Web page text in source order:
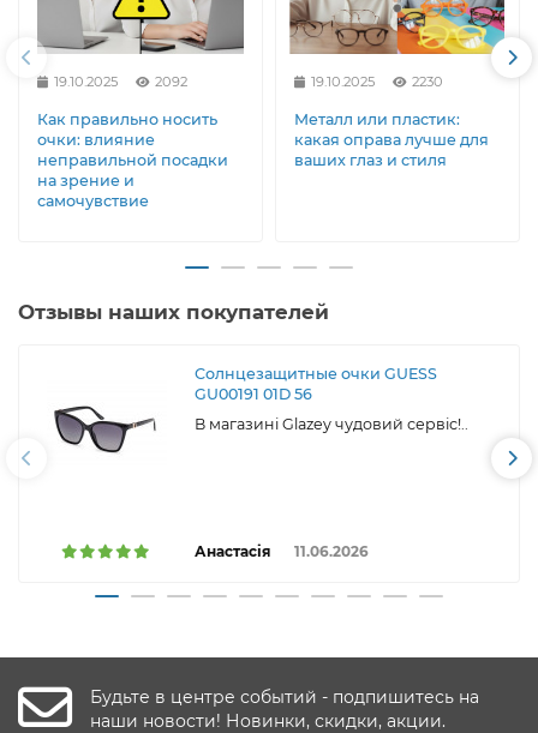
19.10.2025 2092
Как правильно носить
очки: влияние
неправильной посадки
на зрение и
самочувствие
19.10.2025 2230
Металл или пластик:
какая оправа лучше для
ваших глаз и стиля
Отзывы наших покупателей
Солнцезащитные очки GUESS
GU00191 01D 56
В магазині Glazey чудовий сервіс!..
Анастасія 11.06.2026
Будьте в центре событий - подпишитесь на
наши новости! Новинки, скидки, акции.